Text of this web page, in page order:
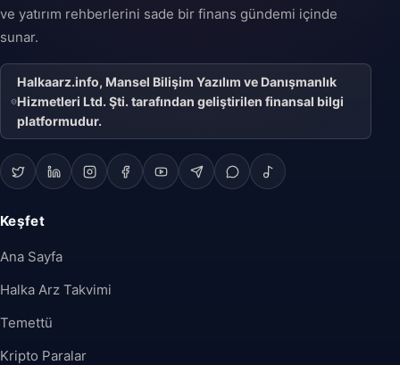
ve yatırım rehberlerini sade bir finans gündemi içinde
sunar.
Halkaarz.info, Mansel Bilişim Yazılım ve Danışmanlık
Hizmetleri Ltd. Şti. tarafından geliştirilen finansal bilgi
platformudur.
Keşfet
Ana Sayfa
Halka Arz Takvimi
Temettü
Kripto Paralar